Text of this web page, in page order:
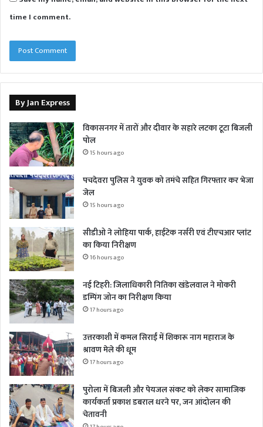
time I comment.
By Jan Express
विकासनगर में तारों और दीवार के सहारे लटका टूटा बिजली
पोल
15 hours ago
पचदेवरा पुलिस ने युवक को तमंचे सहित गिरफ्तार कर भेजा
जेल
15 hours ago
सीडीओ ने लोहिया पार्क, हाईटेक नर्सरी एवं टीएचआर प्लांट
का किया निरीक्षण
16 hours ago
नई टिहरी: जिलाधिकारी नितिका खंडेलवाल ने मोकरी
डम्पिंग जोन का निरीक्षण किया
17 hours ago
उत्तरकाशी में कमल सिराईं में शिकारू नाग महाराज के
श्रावण मेले की धूम
17 hours ago
पुरोला में बिजली और पेयजल संकट को लेकर सामाजिक
कार्यकर्ता प्रकाश डबराल धरने पर, जन आंदोलन की
चेतावनी